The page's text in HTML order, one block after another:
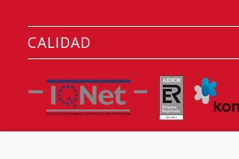
CALIDAD